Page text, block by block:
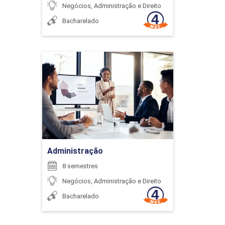
CIDADANIA, HETEROGENEIDADE E
DIVERSIDADE
126
CONTABILIDADE GERENCIAL E ANÁLISE
GUILHERME HENRIQUE ALVES
HENRIQUE CAMPOS FREITAS
JOAO CRISOSTOMO DOS SANTOS NETO
Negócios, Administração e Direito
Bacharelado
Administração
8 semestres
Negócios, Administração e Direito
Bacharelado
Administração
Detalhes do curso
Ir para Inscrição